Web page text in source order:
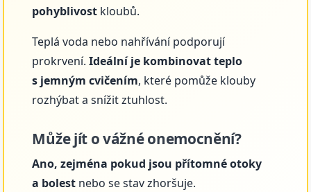
pohyblivost kloubů.
Teplá voda nebo nahřívání podporují
prokrvení.Ideální je kombinovat teplo
s jemným cvičením, které pomůže klouby
rozhýbat a snížit ztuhlost.
Může jít o vážné onemocnění?
Ano, zejména pokud jsou přítomné otoky
a bolest nebo se stav zhoršuje.